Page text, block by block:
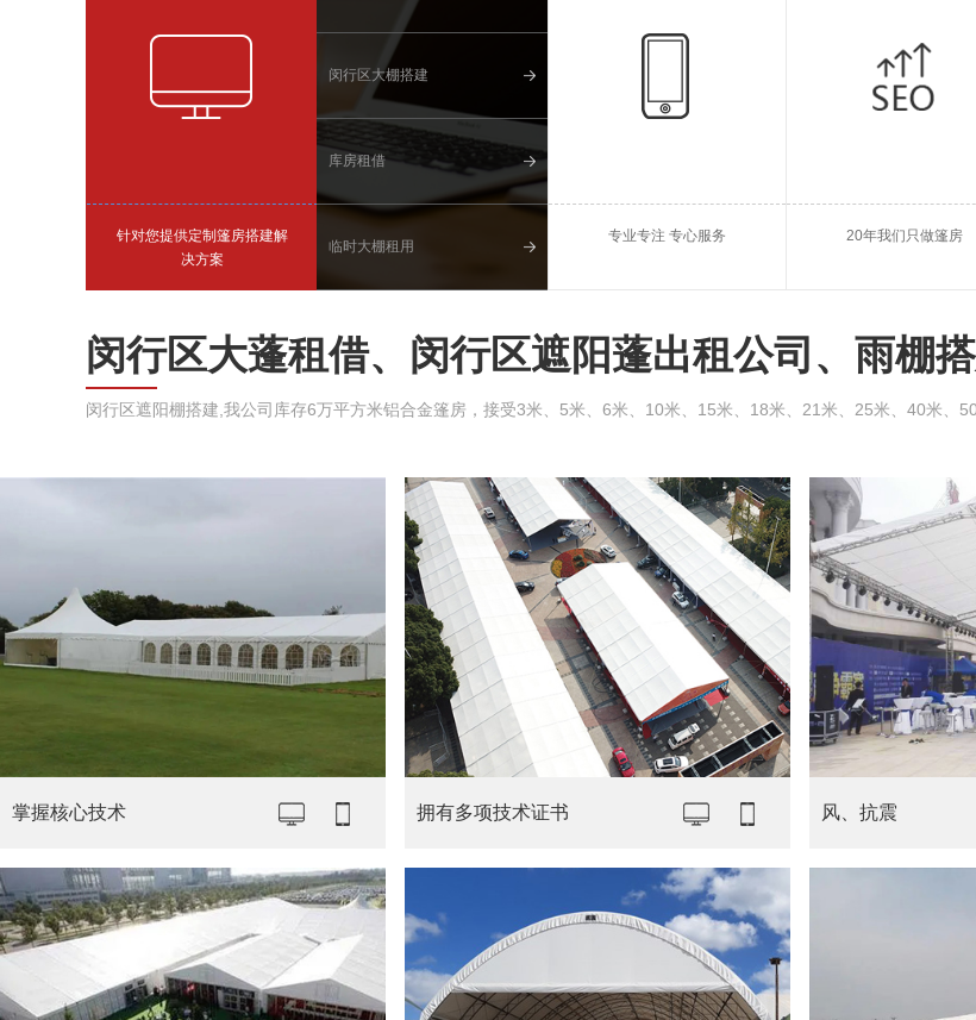
针对您提供定制篷房搭建解
决方案
闵行区大棚搭建
库房租借
临时大棚租用
专业专注 专心服务
闵行区雨棚出租
20年我们只做篷房
闵行区大蓬租借、闵行区遮阳蓬出租公司、雨棚
闵行区遮阳棚搭建,我公司库存6万平方米铝合金篷房，接受3米、5米、6米、10米、15米、18米、21米、25米、40米、
掌握核心技术 拥有多项技术证书 风、抗震